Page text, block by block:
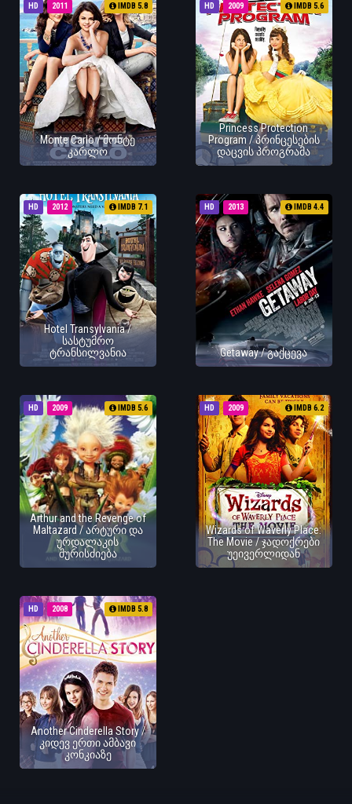
HD 2011 IMDB 5.8
Monte Carlo / მონტე
კარლო
HD 2009 IMDB 5.6
Princess Protection
Program / პრინცესების
დაცვის პროგრამა
HD 2012 IMDB 7.1
Hotel Transylvania /
სასტუმრო
ტრანსილვანია
HD 2013 IMDB 4.4
Getaway / გაქცევა
HD 2009 IMDB 5.6
Arthur and the Revenge of
Maltazard / არტური და
ურდალაკის
შურისძიება
HD 2009 IMDB 6.2
Wizards of Waverly Place:
The Movie / ჯადოქრები
უეივერლიდან
HD 2008 IMDB 5.8
Another Cinderella Story /
კიდევ ერთი ამბავი
კონკიაზე